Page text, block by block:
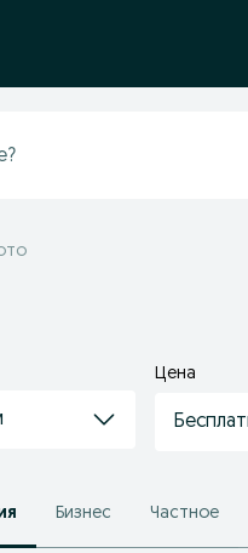
Цена
Бизнес Частное